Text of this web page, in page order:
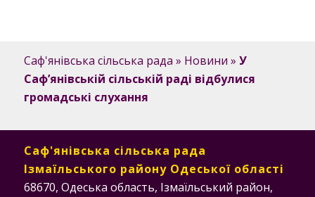
Саф'янівська сільська рада » Новини » У
Саф’янівській сільській раді відбулися
громадські слухання
Саф'янівська сільська рада
Ізмаїльського району Одеської області
68670, Одеська область, Ізмаїльський район,